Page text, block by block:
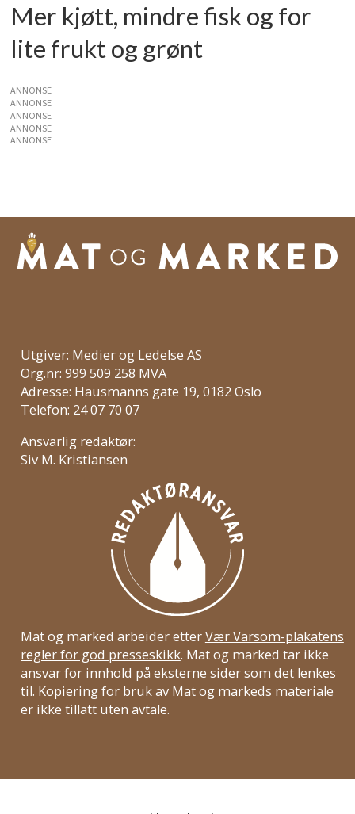
Mer kjøtt, mindre fisk og for
lite frukt og grønt
ANNONSE
ANNONSE
ANNONSE
ANNONSE
ANNONSE
Utgiver: Medier og Ledelse AS
Org.nr: 999 509 258 MVA
Adresse: Hausmanns gate 19, 0182 Oslo
Telefon: 24 07 70 07
Ansvarlig redaktør:
Siv M. Kristiansen
Mat og marked arbeider etterVær Varsom-plakatens
regler for god presseskikk. Mat og marked tar ikke
ansvar for innhold på eksterne sider som det lenkes
til. Kopiering for bruk av Mat og markeds materiale
er ikke tillatt uten avtale.